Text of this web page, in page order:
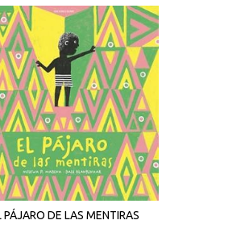
PÁJARO DE LAS MENTIRAS